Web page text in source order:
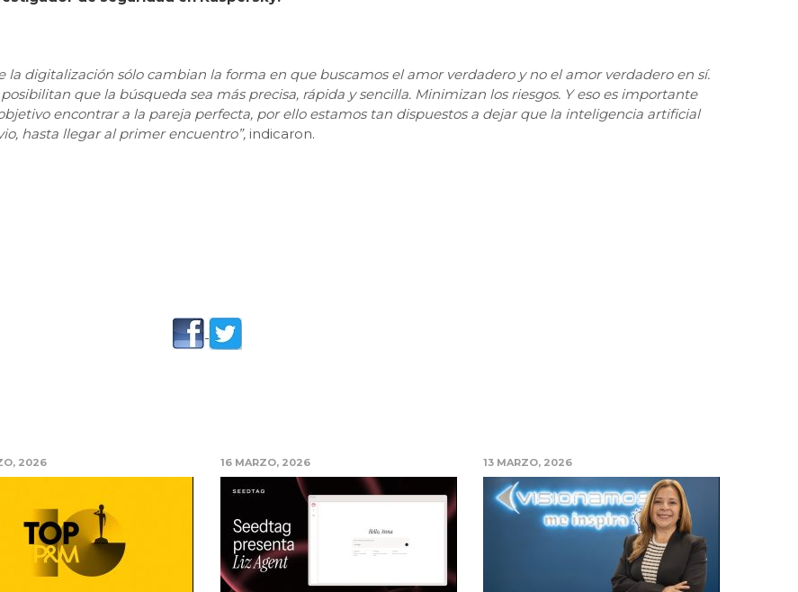
la digitalización sólo cambian la forma en que buscamos el amor verdadero y no el amor verdadero en sí.
que la búsqueda sea más precisa, rápida y sencilla. Minimizan los riesgos. Y eso es importante
encontrar a la pareja perfecta, por ello estamos tan dispuestos a dejar que la inteligencia artificial
hasta llegar al primer encuentro”, indicaron.
2026 16 MARZO, 2026 13 MARZO, 2026